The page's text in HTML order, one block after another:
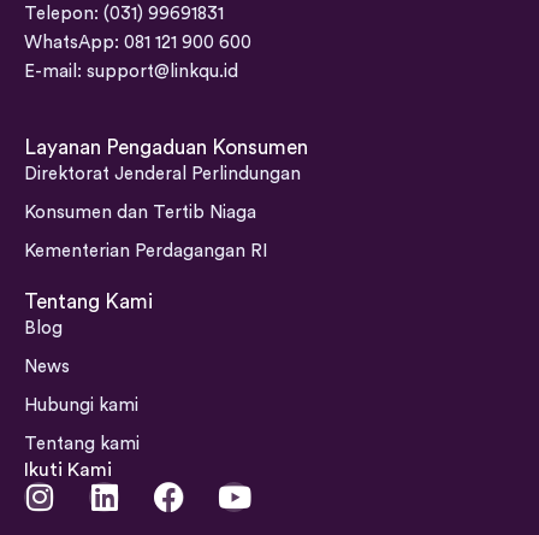
Telepon: (031) 99691831
WhatsApp: 081 121 900 600
E-mail: support@linkqu.id
Layanan Pengaduan Konsumen
Direktorat Jenderal Perlindungan
Konsumen dan Tertib Niaga
Kementerian Perdagangan RI
Tentang Kami
Blog
News
Hubungi kami
Tentang kami
Ikuti Kami
I
L
F
Y